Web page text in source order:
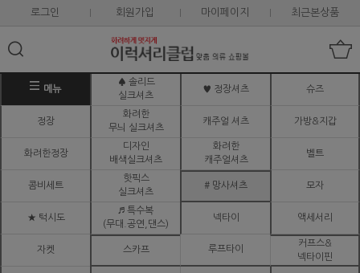
로그인 회원가입 마이페이지 최근본상품
메뉴
♠ 솔리드
실크셔츠
♥ 정장셔츠 슈즈
정장
화려한
무늬 실크셔츠
캐주얼 셔츠 가방&지갑
화려한정장
디자인
배색실크셔츠
화려한
캐주얼셔츠
벨트
콤비세트
핫픽스
실크셔츠
# 망사셔츠 모자
★ 턱시도
♬ 특수복
(무대.공연,댄스)
넥타이 액세서리
자켓 스카프 루프타이
커프스&
넥타이핀